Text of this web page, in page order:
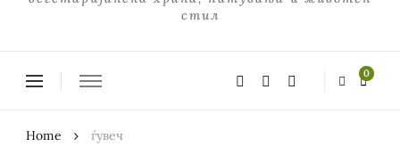
стил
0
Home ѓувеч